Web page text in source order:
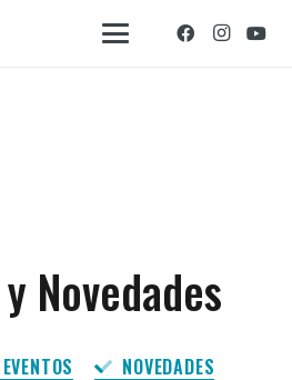
Novedades
EVENTOS NOVEDADES